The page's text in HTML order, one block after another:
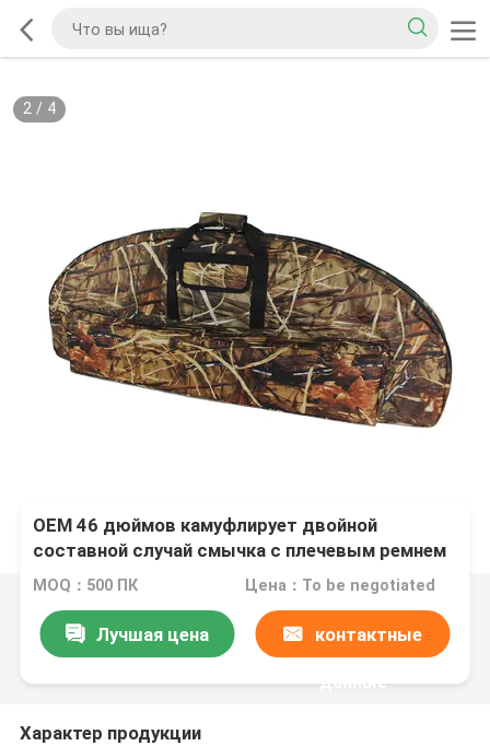
2/ 4
OEM 46 дюймов камуфлирует двойной
составной случай смычка с плечевым ремнем
и карманом стрелки для звероловства
MOQ：500 ПК Цена：To be negotiated
Лучшая цена контактные
данные
Характер продукции